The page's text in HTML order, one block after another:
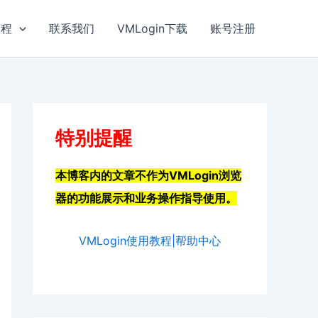
联系我们 VMLogin下载 账号注册
特别提醒
本博客内的文章不作为VMLogin浏览
器的功能展示和业务操作指导使用。
VMLogin使用教程|帮助中心